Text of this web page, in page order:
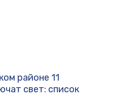
районе 11
свет: список